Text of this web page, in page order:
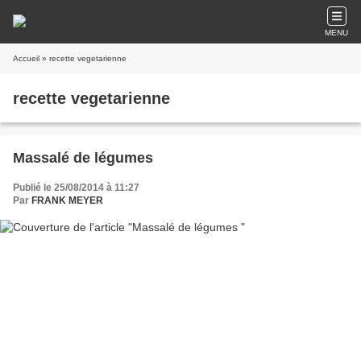
MENU
Accueil » recette vegetarienne
recette vegetarienne
Massalé de légumes
Publié le 25/08/2014 à 11:27
Par FRANK MEYER